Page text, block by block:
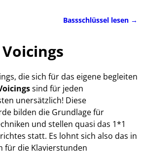
Bassschlüssel lesen →
die sich für das eigene begleiten
sind für jeden
unersätzlich! Diese
bilden die Grundlage für
und stellen quasi das 1*1
statt. Es lohnt sich also das in
für die Klavierstunden